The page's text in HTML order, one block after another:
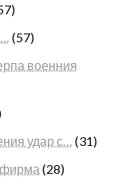
(57)
военния
удар с… (31)
фирма (28)